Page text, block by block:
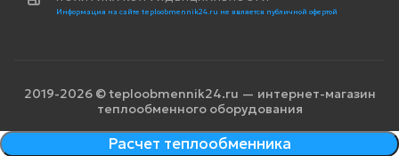
Информация на сайте teploobmennik24.ru не является публичной офертой
2019-2026 © teploobmennik24.ru — интернет-магазин
теплообменного оборудования
Расчет теплообменника